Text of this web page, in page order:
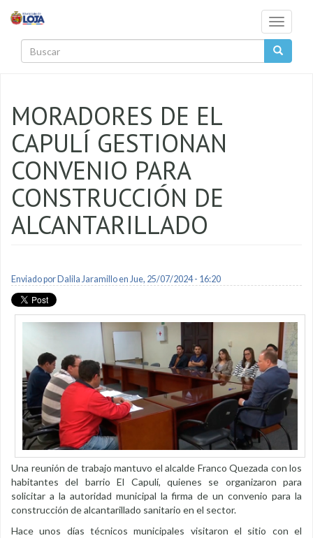
Toggle
MORADORES DE EL
CAPULÍ GESTIONAN
CONVENIO PARA
CONSTRUCCIÓN DE
ALCANTARILLADO
Enviado por Dalila Jaramilloen Jue, 25/07/2024 - 16:20
Una reunión de trabajo mantuvo el alcalde Franco Quezada con los
habitantes del barrio El Capulí, quienes se organizaron para
solicitar a la autoridad municipal la firma de un convenio para la
construcción de alcantarillado sanitario en el sector.
Hace unos días técnicos municipales visitaron el sitio con el